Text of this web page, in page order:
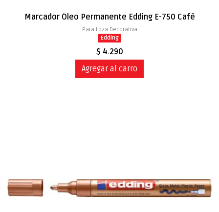
Marcador Óleo Permanente Edding E-750 Café
Para Loza Decorativa
Edding
$ 4.290
Agregar al carro